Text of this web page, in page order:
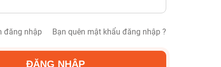
đăng nhập Bạn quên mật khẩu đăng nhập ?